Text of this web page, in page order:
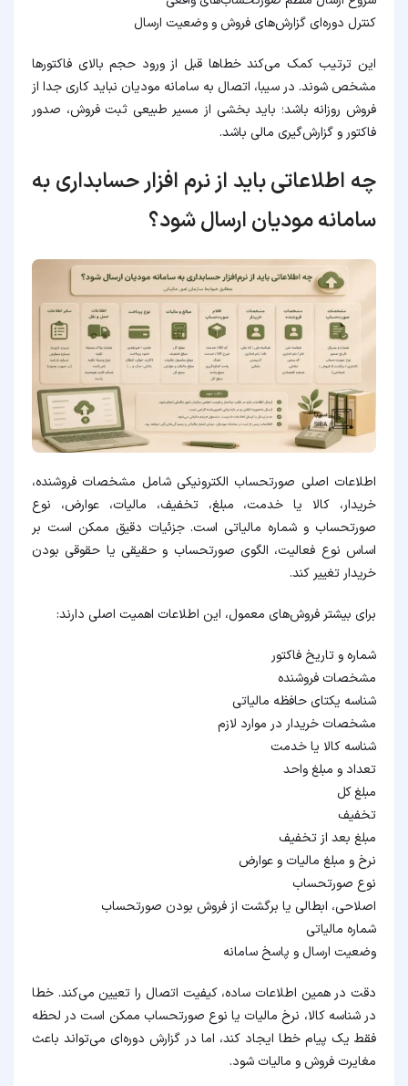
کنترل دوره‌ای گزارش‌های فروش و وضعیت ارسال
این ترتیب کمک می‌کند خطاها قبل از ورود حجم بالای فاکتورها
مشخص شوند. در سیبا، اتصال به سامانه مودیان نباید کاری جدا از
فروش روزانه باشد؛ باید بخشی از مسیر طبیعی ثبت فروش، صدور
فاکتور و گزارش‌گیری مالی باشد.
چه اطلاعاتی باید از نرم افزار حسابداری به
سامانه مودیان ارسال شود؟
اطلاعات اصلی صورتحساب الکترونیکی شامل مشخصات فروشنده،
خریدار، کالا یا خدمت، مبلغ، تخفیف، مالیات، عوارض، نوع
صورتحساب و شماره مالیاتی است. جزئیات دقیق ممکن است بر
اساس نوع فعالیت، الگوی صورتحساب و حقیقی یا حقوقی بودن
خریدار تغییر کند.
برای بیشتر فروش‌های معمول، این اطلاعات اهمیت اصلی دارند:
شماره و تاریخ فاکتور
مشخصات فروشنده
شناسه یکتای حافظه مالیاتی
مشخصات خریدار در موارد لازم
شناسه کالا یا خدمت
تعداد و مبلغ واحد
مبلغ کل
تخفیف
مبلغ بعد از تخفیف
نرخ و مبلغ مالیات و عوارض
نوع صورتحساب
اصلاحی، ابطالی یا برگشت از فروش بودن صورتحساب
شماره مالیاتی
وضعیت ارسال و پاسخ سامانه
دقت در همین اطلاعات ساده، کیفیت اتصال را تعیین می‌کند. خطا
در شناسه کالا، نرخ مالیات یا نوع صورتحساب ممکن است در لحظه
فقط یک پیام خطا ایجاد کند، اما در گزارش دوره‌ای می‌تواند باعث
مغایرت فروش و مالیات شود.